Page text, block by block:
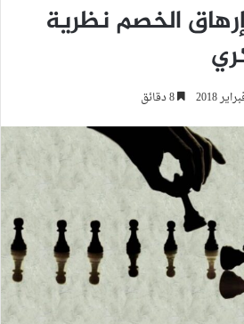
الخصم نظرية